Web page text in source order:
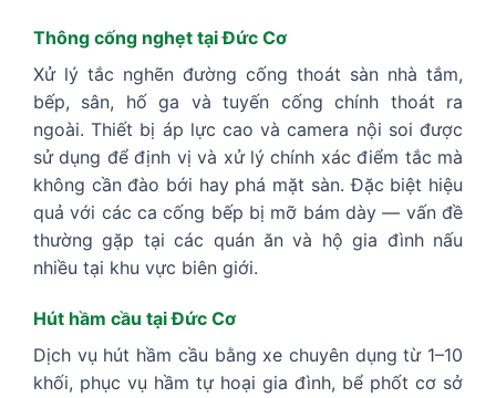
Thông cống nghẹt tại Đức Cơ
Xử lý tắc nghẽn đường cống thoát sàn nhà tắm,
bếp, sân, hố ga và tuyến cống chính thoát ra
ngoài. Thiết bị áp lực cao và camera nội soi được
sử dụng để định vị và xử lý chính xác điểm tắc mà
không cần đào bới hay phá mặt sàn. Đặc biệt hiệu
quả với các ca cống bếp bị mỡ bám dày — vấn đề
thường gặp tại các quán ăn và hộ gia đình nấu
nhiều tại khu vực biên giới.
Hút hầm cầu tại Đức Cơ
Dịch vụ hút hầm cầu bằng xe chuyên dụng từ 1–10
khối, phục vụ hầm tự hoại gia đình, bể phốt cơ sở